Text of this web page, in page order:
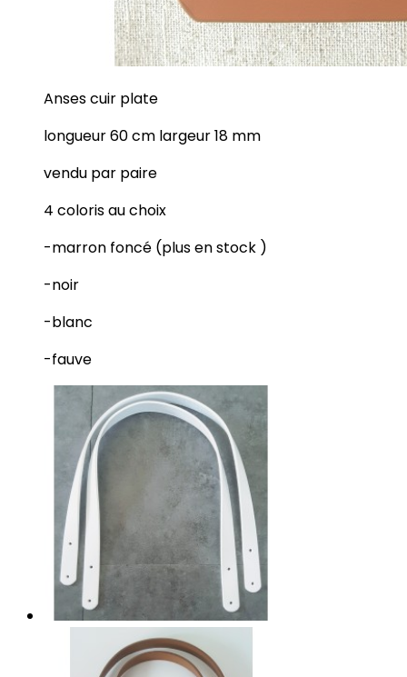
Anses cuir plate
longueur 60 cm largeur 18 mm
vendu par paire
4 coloris au choix
-marron foncé (plus en stock )
-noir
-blanc
-fauve